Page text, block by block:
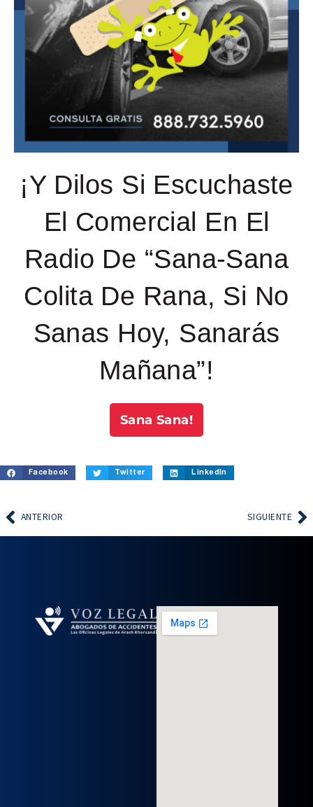
¡Y Dilos Si Escuchaste
El Comercial En El
Radio De “Sana-Sana
Colita De Rana, Si No
Sanas Hoy, Sanarás
Mañana”!
Sana Sana!
Facebook Twitter LinkedIn
ANTERIOR SIGUIENTE